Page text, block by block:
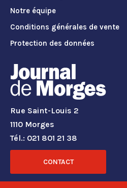
Notre équipe
Conditions générales de vente
Protection des données
Rue Saint-Louis 2
1110 Morges
Tél.: 021 801 21 38
CONTACT